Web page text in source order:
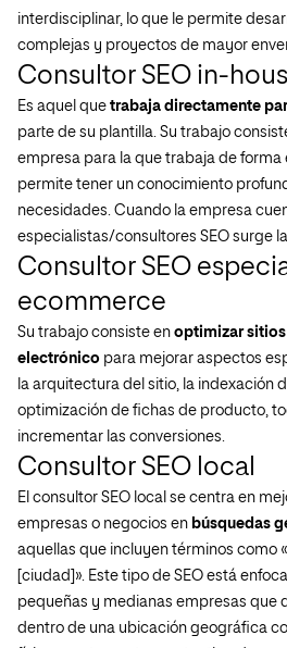
interdisciplinar, lo que le permite
complejas y proyectos de mayor
Consultor SEO in-
Es aquel que trabaja directamente
parte de su plantilla. Su trabajo
empresa para la que trabaja de forma
permite tener un conocimiento
necesidades. Cuando la empresa
especialistas/consultores SEO surge
Consultor SEO
ecommerce
Su trabajo consiste en optimizar
electrónico para mejorar aspectos
la arquitectura del sitio, la indexación
optimización de fichas de producto,
incrementar las conversiones.
Consultor SEO local
El consultor SEO local se centra en
empresas o negocios en búsquedas
aquellas que incluyen términos como
[ciudad]». Este tipo de SEO está
pequeñas y medianas empresas que
dentro de una ubicación geográfica